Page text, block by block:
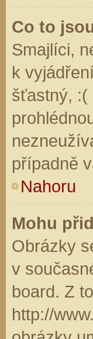
Co to
Smajlíci,
k
šťastný, :(
případně
Nahoru
Mohu
Obrázky
v
board. Z
http://